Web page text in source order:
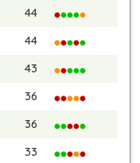
44
44
43
36
36
33